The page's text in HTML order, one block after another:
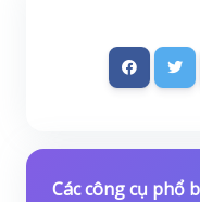
Các công cụ phổ